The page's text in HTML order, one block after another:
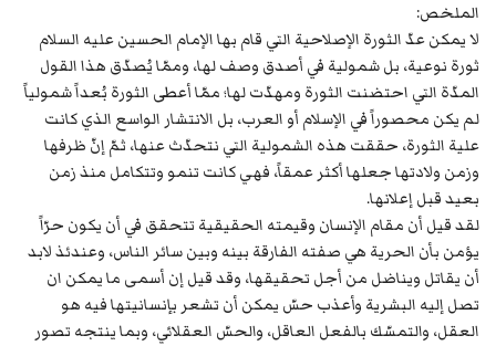
الملخص:
لا يمكن عدّ الثورة الإصلاحية التي قام بها الإمام الحسين عليه السلام
ثورة نوعية، بل شمولية في أصدق وصف لها، وممّا يُصدّق هذا القول
المدّة التي احتضنت الثورة ومهدّت لها؛ ممّا أعطى الثورة بُعداً شمولياً
لم يكن محصوراً في الإسلام أو العرب، بل الانتشار الواسع الذي كانت
علية الثورة، حققت هذه الشمولية التي نتحدّث عنها، ثمّ إنّ ظرفها
وزمن ولادتها جعلها أكثر عمقاً، فهي كانت تنمو وتتكامل منذ زمن
بعيد قبل إعلانها.
لقد قيل أن مقام الإنسان وقيمته الحقيقية تتحقق في أن يكون حرّاً
يؤمن بأن الحرية هي صفته الفارقة بينه وبين سائر الناس، وعندئذ لابد
أن يقاتل ويناضل من أجل تحقيقها، وقد قيل إن أسمى ما يمكن ان
تصل إليه البشرية وأعذب حسّ يمكن أن تشعر بإنسانيتها فيه هو
العقل، والتمسّك بالفعل العاقل، والحسّ العقلائي، وبما ينتجه تصور